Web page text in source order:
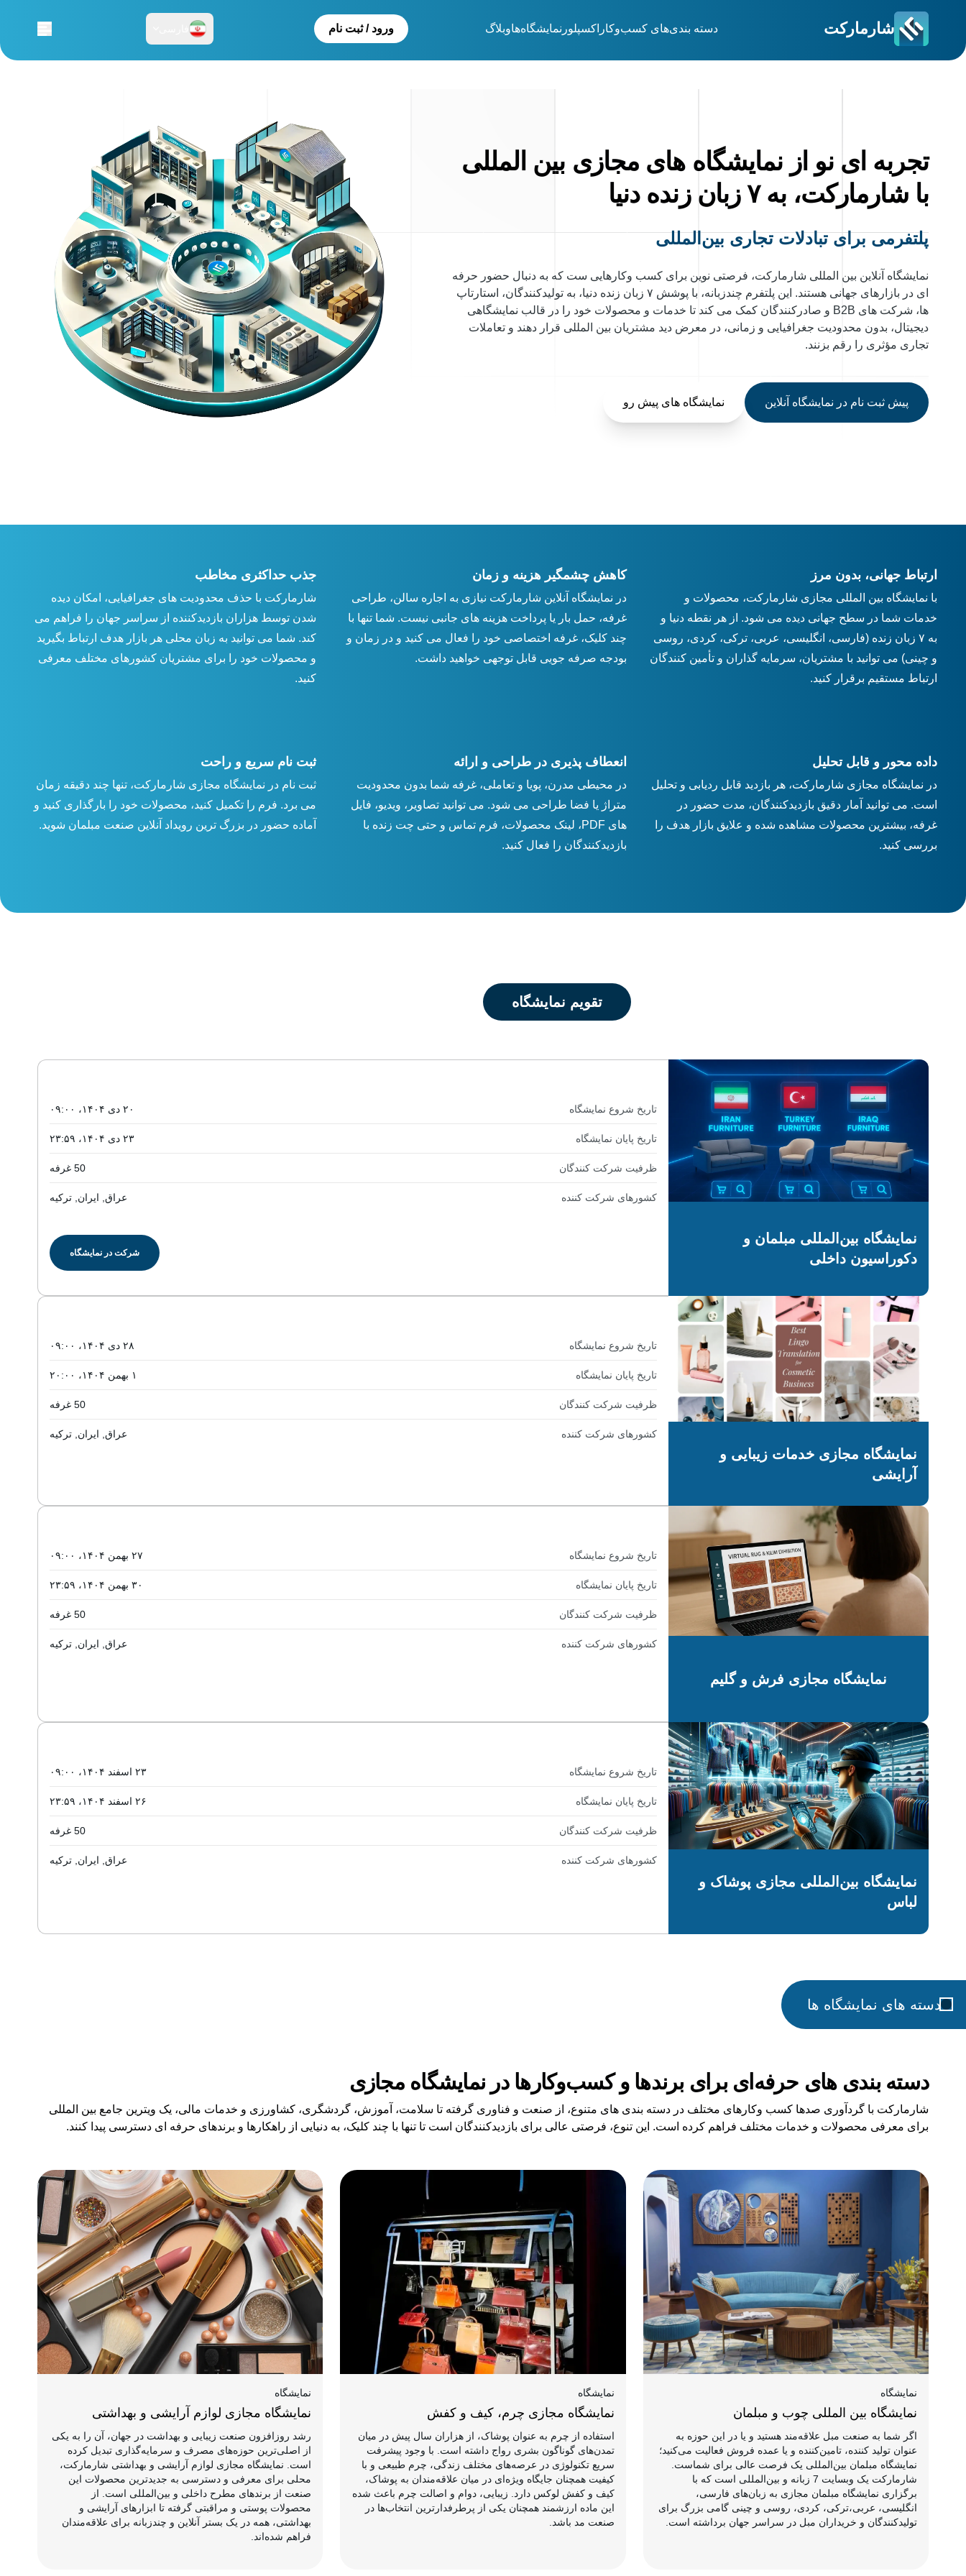
شارمارکت دسته بندی‌های کسب‌و‌کار اکسپلور نمایشگاەهاوبلاگ ورود / ثبت نام فارسی
تجربه ای نو از نمایشگاه های مجازی بین المللی
با شارمارکت، به ۷ زبان زنده دنیا
پلتفرمی برای تبادلات تجاری بین‌المللی
نمایشگاه آنلاین بین المللی شارمارکت، فرصتی نوین برای کسب وکارهایی ست که به دنبال حضور حرفه
ای در بازارهای جهانی هستند. این پلتفرم چندزبانه، با پوشش ۷ زبان زنده دنیا، به تولیدکنندگان، استارتاپ
ها، شرکت های B2B و صادرکنندگان کمک می کند تا خدمات و محصولات خود را در قالب نمایشگاهی
دیجیتال، بدون محدودیت جغرافیایی و زمانی، در معرض دید مشتریان بین المللی قرار دهند و تعاملات
تجاری مؤثری را رقم بزنند.
پیش ثبت نام در نمایشگاه آنلاین نمایشگاه های پیش رو
ارتباط جهانی، بدون مرز
با نمایشگاه بین المللی مجازی شارمارکت، محصولات و
خدمات شما در سطح جهانی دیده می شود. از هر نقطه دنیا و
به ۷ زبان زنده (فارسی، انگلیسی، عربی، ترکی، کردی، روسی
و چینی) می توانید با مشتریان، سرمایه گذاران و تأمین کنندگان
ارتباط مستقیم برقرار کنید.
کاهش چشمگیر هزینه و زمان
در نمایشگاه آنلاین شارمارکت نیازی به اجاره سالن، طراحی
غرفه، حمل بار یا پرداخت هزینه های جانبی نیست. شما تنها با
چند کلیک، غرفه اختصاصی خود را فعال می کنید و در زمان و
بودجه صرفه جویی قابل توجهی خواهید داشت.
جذب حداکثری مخاطب
شارمارکت با حذف محدودیت های جغرافیایی، امکان دیده
شدن توسط هزاران بازدیدکننده از سراسر جهان را فراهم می
کند. شما می توانید به زبان محلی هر بازار هدف ارتباط بگیرید
و محصولات خود را برای مشتریان کشورهای مختلف معرفی
کنید.
داده محور و قابل تحلیل
در نمایشگاه مجازی شارمارکت، هر بازدید قابل ردیابی و تحلیل
است. می توانید آمار دقیق بازدیدکنندگان، مدت حضور در
غرفه، بیشترین محصولات مشاهده شده و علایق بازار هدف را
بررسی کنید.
انعطاف پذیری در طراحی و ارائه
در محیطی مدرن، پویا و تعاملی، غرفه شما بدون محدودیت
متراژ یا فضا طراحی می شود. می توانید تصاویر، ویدیو، فایل
های PDF، لینک محصولات، فرم تماس و حتی چت زنده با
بازدیدکنندگان را فعال کنید.
ثبت نام سریع و راحت
ثبت نام در نمایشگاه مجازی شارمارکت، تنها چند دقیقه زمان
می برد. فرم را تکمیل کنید، محصولات خود را بارگذاری کنید و
آماده حضور در بزرگ ترین رویداد آنلاین صنعت مبلمان شوید.
تقویم نمایشگاه
نمایشگاه بین‌المللی مبلمان و
دکوراسیون داخلی
تاریخ شروع نمایشگاه ۲۰ دی ۱۴۰۴، ۰۹:۰۰
تاریخ پایان نمایشگاه ۲۳ دی ۱۴۰۴، ۲۳:۵۹
ظرفیت شرکت کنندگان 50 غرفه
کشورهای شرکت کننده عراق, ایران, ترکیه
شرکت در نمایشگاه
نمایشگاه مجازی خدمات زیبایی و
آرایشی
تاریخ شروع نمایشگاه ۲۸ دی ۱۴۰۴، ۰۹:۰۰
تاریخ پایان نمایشگاه ۱ بهمن ۱۴۰۴، ۲۰:۰۰
ظرفیت شرکت کنندگان 50 غرفه
کشورهای شرکت کننده عراق, ایران, ترکیه
نمایشگاه مجازی فرش و گلیم
تاریخ شروع نمایشگاه ۲۷ بهمن ۱۴۰۴، ۰۹:۰۰
تاریخ پایان نمایشگاه ۳۰ بهمن ۱۴۰۴، ۲۳:۵۹
ظرفیت شرکت کنندگان 50 غرفه
کشورهای شرکت کننده عراق, ایران, ترکیه
نمایشگاه بین‌المللی مجازی پوشاک و
لباس
تاریخ شروع نمایشگاه ۲۳ اسفند ۱۴۰۴، ۰۹:۰۰
تاریخ پایان نمایشگاه ۲۶ اسفند ۱۴۰۴، ۲۳:۵۹
ظرفیت شرکت کنندگان 50 غرفه
کشورهای شرکت کننده عراق, ایران, ترکیه
دسته های نمایشگاه ها
دسته بندی های حرفه‌ای برای برندها و کسب‌وکارها در نمایشگاه مجازی
شارمارکت با گردآوری صدها کسب وکارهای مختلف در دسته بندی های متنوع، از صنعت و فناوری گرفته تا سلامت، آموزش، گردشگری، کشاورزی و خدمات مالی، یک ویترین جامع بین المللی
برای معرفی محصولات و خدمات مختلف فراهم کرده است. این تنوع، فرصتی عالی برای بازدیدکنندگان است تا تنها با چند کلیک، به دنیایی از راهکارها و برندهای حرفه ای دسترسی پیدا کنند.
دسته های نمایشگاه ها
نمایشگاه
نمایشگاه بین المللی چوب و مبلمان
اگر شما به صنعت مبل علاقه‌مند هستید و یا در این حوزه به
عنوان تولید کننده، تامین‌کننده و یا عمده فروش فعالیت می‌کنید؛
نمایشگاه مبلمان بین‌المللی یک فرصت عالی برای شماست.
شارمارکت یک وبسایت 7 زبانه و بین‌المللی است که با
برگزاری نمایشگاه مبلمان مجازی به زبان‌های فارسی،
انگلیسی، عربی،ترکی، کردی، روسی و چینی گامی بزرگ برای
تولیدکنندگان و خریداران مبل در سراسر جهان برداشته است.
نمایشگاه
نمایشگاه مجازی چرم، کیف و کفش
استفاده از چرم به عنوان پوشاک، از هزاران سال پیش در میان
تمدن‌های گوناگون بشری رواج داشته است. با وجود پیشرفت
سریع تکنولوژی در عرصه‌های مختلف زندگی، چرم طبیعی و با
کیفیت همچنان جایگاه ویژه‌ای در میان علاقه‌مندان به پوشاک،
کیف و کفش لوکس دارد. زیبایی، دوام و اصالت چرم باعث شده
این ماده ارزشمند همچنان یکی از پرطرفدارترین انتخاب‌ها در
صنعت مد باشد.
نمایشگاه
نمایشگاه مجازی لوازم آرایشی و بهداشتی
رشد روزافزون صنعت زیبایی و بهداشت در جهان، آن را به یکی
از اصلی‌ترین حوزه‌های مصرف و سرمایه‌گذاری تبدیل کرده
است. نمایشگاه مجازی لوازم آرایشی و بهداشتی شارمارکت،
محلی برای معرفی و دسترسی به جدیدترین محصولات این
صنعت از برندهای مطرح داخلی و بین‌المللی است. از
محصولات پوستی و مراقبتی گرفته تا ابزارهای آرایشی و
بهداشتی، همه در یک بستر آنلاین و چندزبانه برای علاقه‌مندان
فراهم شده‌اند.